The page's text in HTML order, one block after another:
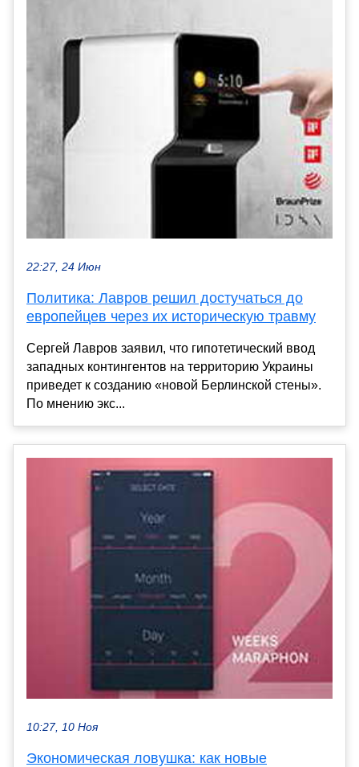
22:27, 24 Июн
Политика: Лавров решил достучаться до
европейцев через их историческую травму
Сергей Лавров заявил, что гипотетический ввод
западных контингентов на территорию Украины
приведет к созданию «новой Берлинской стены».
По мнению экс...
10:27, 10 Ноя
Экономическая ловушка: как новые